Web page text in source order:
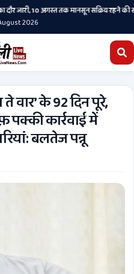
जारी, 10 अगस्त तक मानसून सक्रिय रहने की
2026
वार’ के 92 दिन पूरे,
कार्रवाई में
बलतेज पन्नू